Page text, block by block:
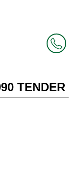
TENDER